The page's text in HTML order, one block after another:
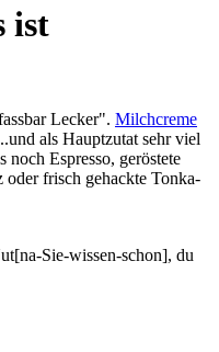
ist
Lec­ker". Milch­creme
als Haupt­zu­tat sehr viel
Es­presso, ge­rös­tete
oder frisch gehackte Tonka-
Sie-wissen-schon], du